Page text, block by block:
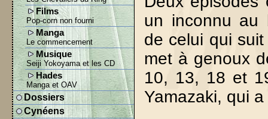
Films
Pop-corn non fourni
Manga
Le commencement
Musique
Seiji Yokoyama et les CD
Hades
Manga et OAV
Dossiers
Cynéens
un inconnu au
de celui qui
met à genoux
10, 13, 18 et
Yamazaki, qui